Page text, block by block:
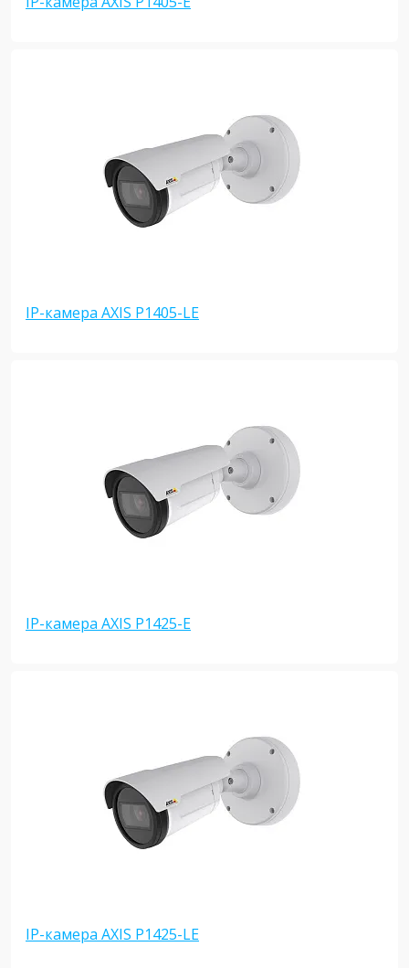
IP-камера AXIS P1405-LE
IP-камера AXIS P1425-E
IP-камера AXIS P1425-LE